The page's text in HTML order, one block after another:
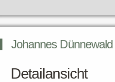
Johannes Dünnewald
Detailansicht